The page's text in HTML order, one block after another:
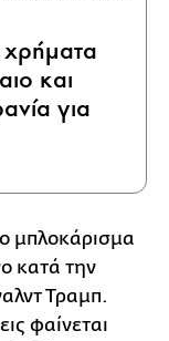
χρήματα
και
για
μπλοκάρισμα
κατά την
Τραμπ.
φαίνεται